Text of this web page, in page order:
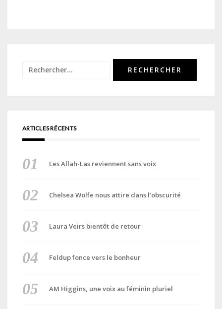
Rechercher :
ARTICLES RÉCENTS
Les Allah-Las reviennent sans voix
Chelsea Wolfe nous attire dans l’obscurité
Laura Veirs bientôt de retour
Feldup fonce vers le bonheur
AM Higgins, une voix au féminin pluriel